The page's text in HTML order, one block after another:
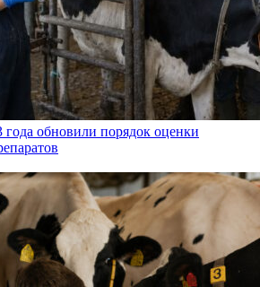
обновили порядок оценки